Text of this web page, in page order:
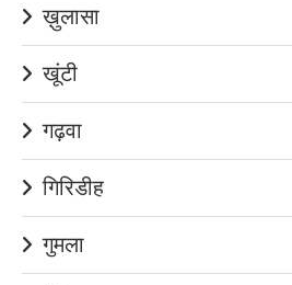
ख़ुलासा
खूंटी
गढ़वा
गिरिडीह
गुमला